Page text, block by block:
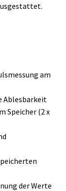
am
Ablesbarkeit
Speicher (2 x
der Werte